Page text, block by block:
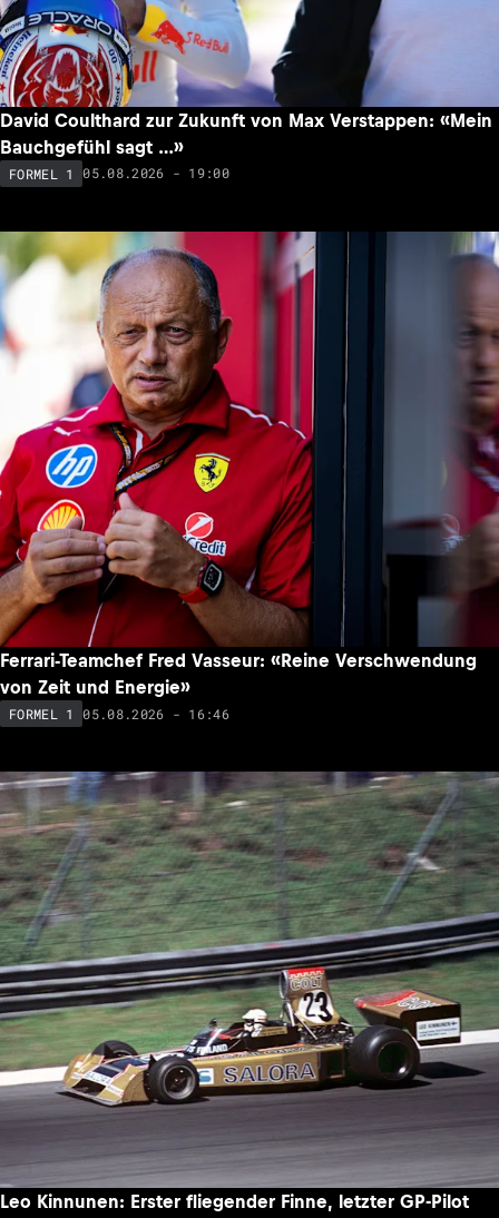
David Coulthard zur Zukunft von Max Verstappen: «Mein
Bauchgefühl sagt …»
FORMEL 1 05.08.2026 - 19:00
Ferrari-Teamchef Fred Vasseur: «Reine Verschwendung
von Zeit und Energie»
FORMEL 1 05.08.2026 - 16:46
Leo Kinnunen: Erster fliegender Finne, letzter GP-Pilot